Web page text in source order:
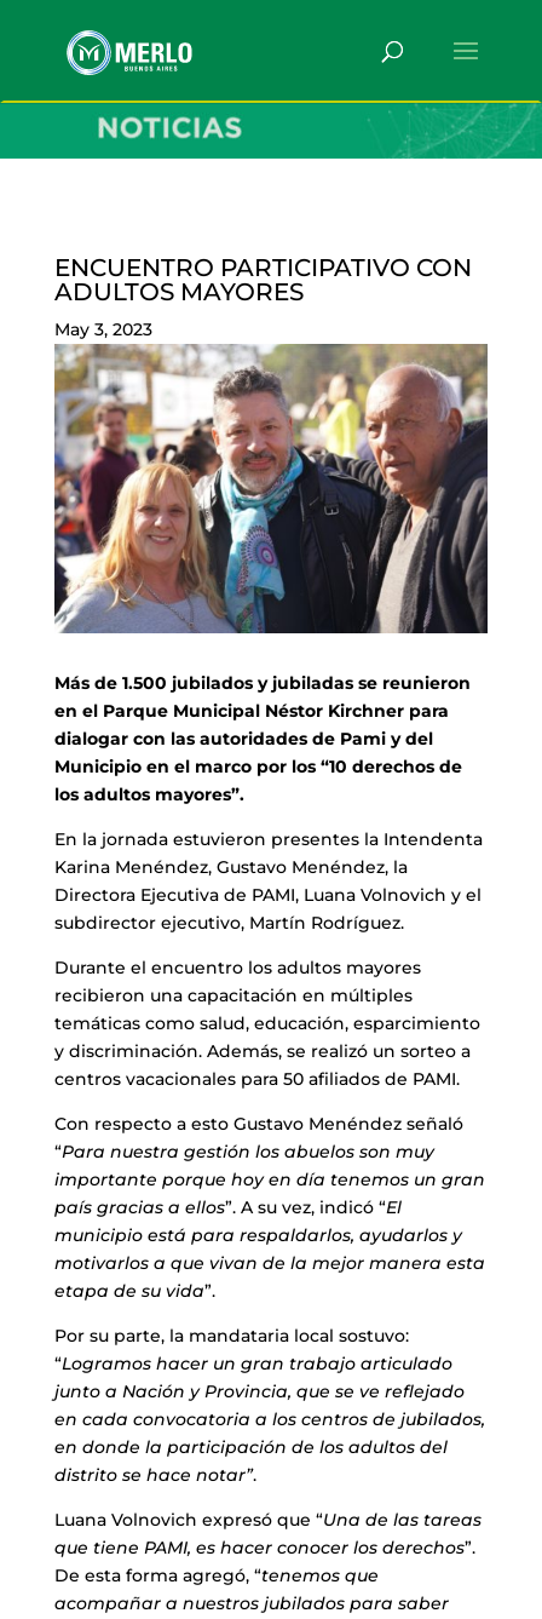
ENCUENTRO PARTICIPATIVO CON
ADULTOS MAYORES
May 3, 2023
Más de 1.500 jubilados y jubiladas se reunieron
en el Parque Municipal Néstor Kirchner para
dialogar con las autoridades de Pami y del
Municipio en el marco por los “10 derechos de
los adultos mayores”.
En la jornada estuvieron presentes la Intendenta
Karina Menéndez, Gustavo Menéndez, la
Directora Ejecutiva de PAMI, Luana Volnovich y el
subdirector ejecutivo, Martín Rodríguez.
Durante el encuentro los adultos mayores
recibieron una capacitación en múltiples
temáticas como salud, educación, esparcimiento
y discriminación. Además, se realizó un sorteo a
centros vacacionales para 50 afiliados de PAMI.
Con respecto a esto Gustavo Menéndez señaló
“Para nuestra gestión los abuelos son muy
importante porque hoy en día tenemos un gran
país gracias a ellos”. A su vez, indicó “El
municipio está para respaldarlos, ayudarlos y
motivarlos a que vivan de la mejor manera esta
etapa de su vida”.
Por su parte, la mandataria local sostuvo:
“Logramos hacer un gran trabajo articulado
junto a Nación y Provincia, que se ve reflejado
en cada convocatoria a los centros de jubilados,
en donde la participación de los adultos del
distrito se hace notar”.
Luana Volnovich expresó que “Una de las tareas
que tiene PAMI, es hacer conocer los derechos”.
De esta forma agregó, “tenemos que
acompañar a nuestros jubilados para saber